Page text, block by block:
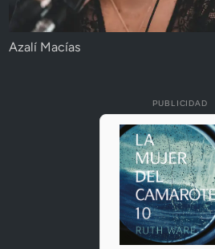
Azalí Macías
PUBLICIDAD